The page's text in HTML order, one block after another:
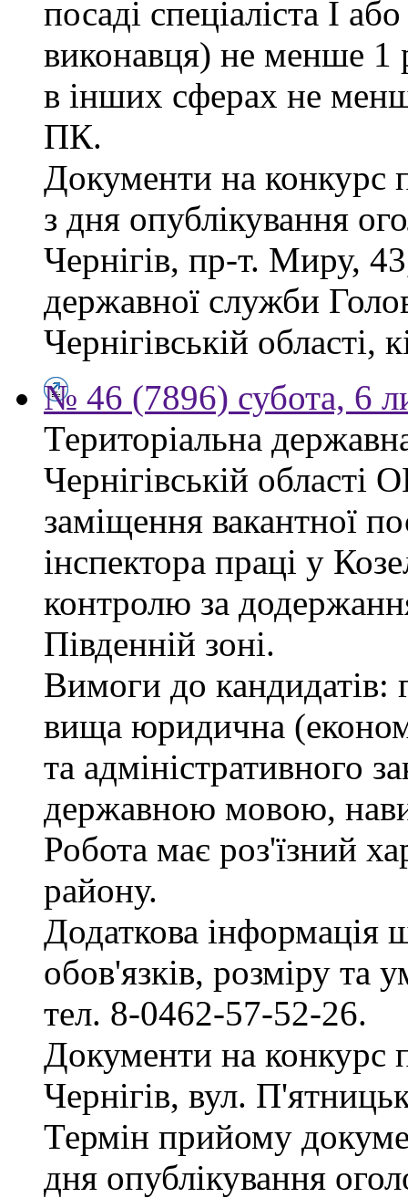
посаді спеціаліста І
виконавця) не менше 1
в інших сферах не
ПК.
Документи на конкурс
з дня опублікування
Чернігів, пр-т. Миру,
державної служби
Чернігівській
№ 46 (7896) субота, 6
Територіальна
Чернігівській
заміщення вакантної
інспектора праці у
контролю за
Південній зоні.
Вимоги до кандидатів:
вища юридична
та адміністративного
державною мовою,
Робота має роз'їзний
району.
Додаткова інформація
обов'язків, розміру та
тел. 8-0462-57-52-26.
Документи на конкурс
Чернігів, вул.
Термін прийому
дня опублікування